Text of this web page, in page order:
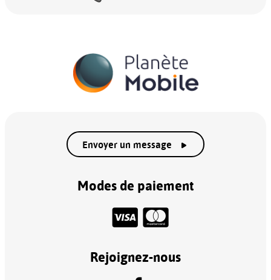
Envoyer un message
Modes de paiement
Rejoignez-nous